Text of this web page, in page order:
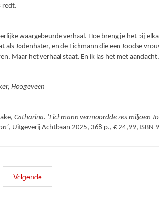
redt.
waargebeurde verhaal. Hoe breng je het bij
als Jodenhater, en de Eichmann die een Joodse
Maar het verhaal staat. En ik las het met
Hoogeveen
Catharina. ‘Eichmann vermoordde zes miljoen
, Uitgeverij Achtbaan 2025, 368 p., € 24,99, ISBN
Volgende